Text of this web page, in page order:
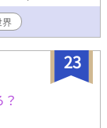
界
23